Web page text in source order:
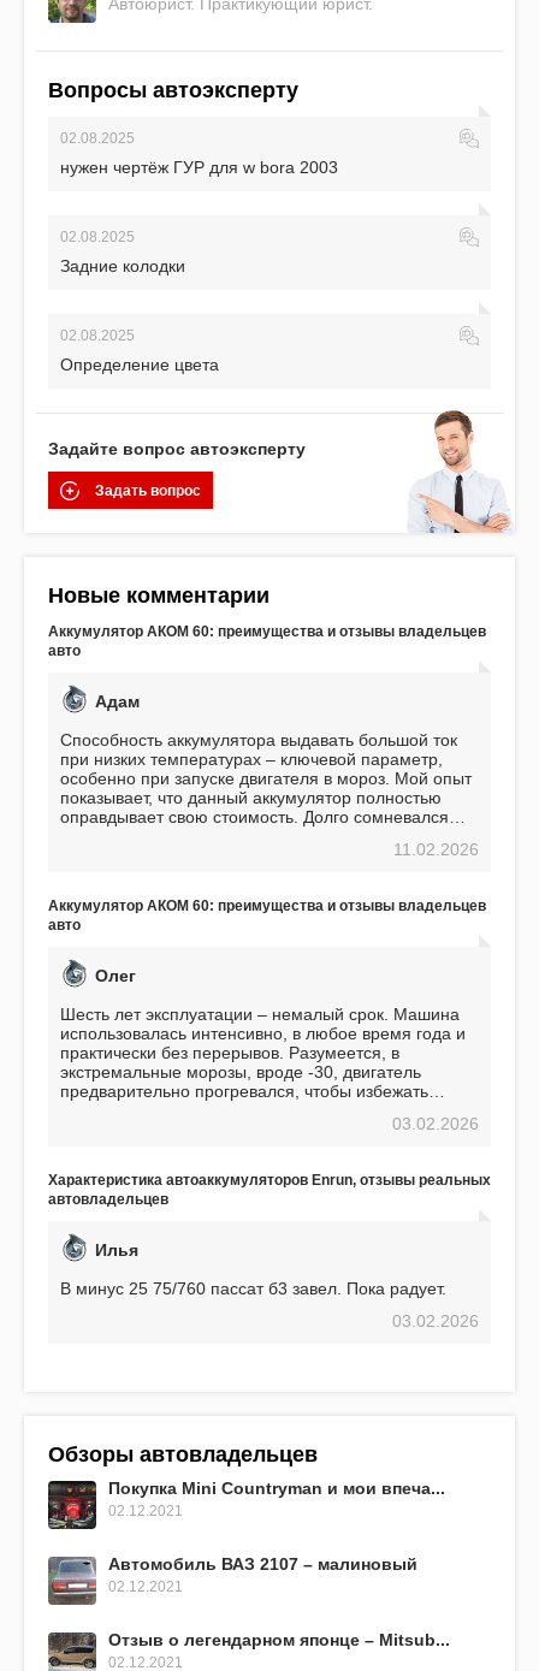
Автоюрист. Практикующий юрист.
Вопросы автоэксперту
02.08.2025
нужен чертёж ГУР для w bora 2003
02.08.2025
Задние колодки
02.08.2025
Определение цвета
Задайте вопрос автоэксперту
Задать вопрос
Новые комментарии
Аккумулятор АКОМ 60: преимущества и отзывы владельцев
авто
Адам
Способность аккумулятора выдавать большой ток
при низких температурах – ключевой параметр,
особенно при запуске двигателя в мороз. Мой опыт
показывает, что данный аккумулятор полностью
оправдывает свою стоимость. Долго сомневался
пожалел. Считаю, что это отличное вложение,11.02.2026
Аккумулятор АКОМ 60: преимущества и отзывы владельцев
авто
Олег
Шесть лет эксплуатации – немалый срок. Машина
использовалась интенсивно, в любое время года и
практически без перерывов. Разумеется, в
экстремальные морозы, вроде -30, двигатель
предварительно прогревался, чтобы избежать
использования не было ни единой поломки,
EFB 75. Судя по характеристикам, он даже
превосходит предыдущую модель.
03.02.2026
Характеристика автоаккумуляторов Enrun, отзывы реальных
автовладельцев
Илья
В минус 25 75/760 пассат б3 завел. Пока радует.
03.02.2026
Обзоры автовладельцев
Покупка Mini Countryman и мои впеча...
02.12.2021
Автомобиль ВАЗ 2107 – малиновый
02.12.2021
Отзыв о легендарном японце – Mitsub...
02.12.2021